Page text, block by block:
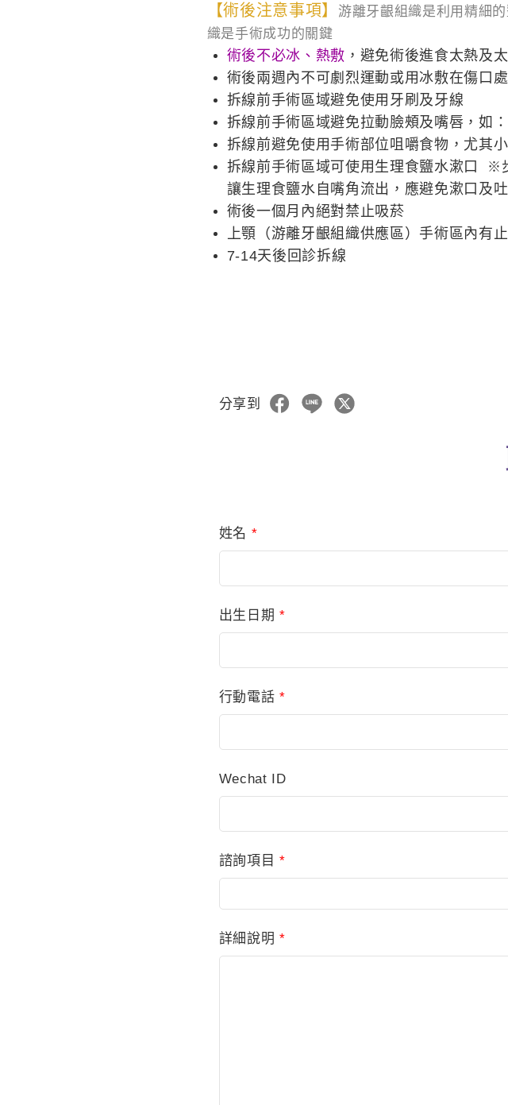
【術後注意事項】
游離牙齦組織是利用精細
織是手術成功的關鍵
術後不必冰、熱敷 ，避免術後進食太熱及
術後兩週內不可劇烈運動或用冰敷在傷口處
拆線前手術區域避免使用牙刷及牙線
拆線前手術區域避免拉動臉頰及嘴唇，如
拆線前避免使用手術部位咀嚼食物，尤其
拆線前手術區域可使用生理食鹽水漱口
​​ ※
讓生理食鹽水自嘴角流出，應避免漱口及
術後一個月內絕對禁止吸菸
上顎（游離牙齦組織供應區）手術區內有
7-14天後回診拆線
分享到
姓名 *
出生日期 *
行動電話 *
Wechat ID
諮詢項目 *
詳細說明 *